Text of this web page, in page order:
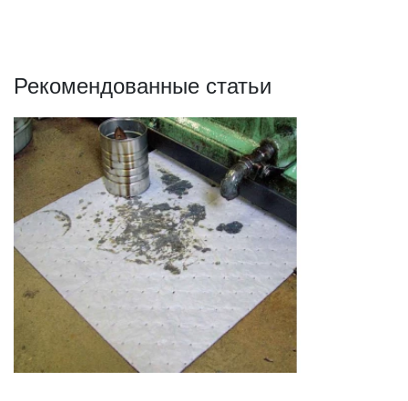
Рекомендованные статьи